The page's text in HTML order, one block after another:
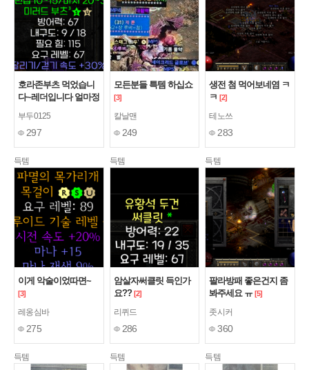
호라존부츠 먹었습니
다~레더입니다 얼마정
부두0125
297
모든분들 특템 하십쇼
[3]
칼날맨
249
생전 첨 먹어보네염 ㅋ
ㅋ [2]
테노쓰
283
득템
이게 악술이었따면~
[3]
레옹심바
275
득템
암살자써클릿 득인가
요?? [2]
리퀴드
286
득템
팔라방패 좋은건지 좀
봐주세요 ㅠ [5]
좃시커
360
득템 득템 득템